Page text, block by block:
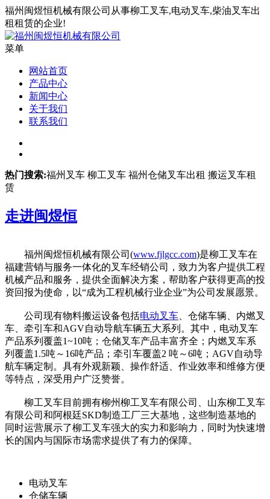
福州闽煜恒机械有限公司从事柳工叉车,电动叉车,柴油叉车出
租租赁的企业!
菜单
网站首页
产品中心
新闻中心
关于我们
联系我们
热门搜索:福州叉车 柳工叉车 福州仓储叉车出租 搬运叉车租
赁
走进闽煜恒
福州闽煜恒机械有限公司(www.fjlgcc.com)是柳工叉车在
福建营销与服务一体化的叉车经销公司，致力为客户提供工程
机械产品和服务，提供全面解决方案，帮助客户获得更高的投
资回报为使命，以“成为工程机械行业企业”为公司发展愿景。
公司现有物料搬运设备包括电动叉车 、仓储车辆、内燃叉
车、牵引车和AGV自动导航车辆五大系列。其中，电动叉车
产品系列覆盖1~10吨；仓储叉车产品丰富齐全；内燃叉车系
列覆盖1.5吨～16吨产品；牵引车覆盖2 吨～6吨；AGV自动导
航车辆定制。具有外观新颖、操作舒适、作业效率和维修方便
等特点，深受用户广泛赞誉。
柳工叉车目前拥有柳州柳工叉车有限公司、山东柳工叉车
有限公司和阿根廷SKD制造工厂三大基地，这些制造基地的
同时运营展示了柳工叉车强大的实力和影响力，同时为快速增
长的国内与国际市场需求提供了有力的保障。
电动叉车
仓储车辆